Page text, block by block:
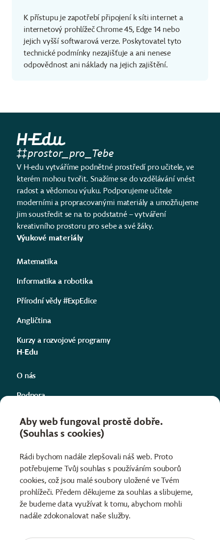
K přístupu je zapotřebí připojení k síti internet a
internetový prohlížeč Chrome 45, Edge 14 nebo
jejich vyšší softwarová verze. Poskytovatel tyto
technické podmínky nezajišťuje a ani nenese
odpovědnost ani náklady na jejich zajištění.
prostor_pro_Tebe
V H-edu vytváříme podnětné prostředí pro učitele, ve
kterém mohou tvořit. Snažíme se do vzdělávání vnést
radost a vědomou výuku. Podporujeme učitele
moderními a propracovanými materiály a umožňujeme
jim soustředit se na to podstatné – vytváření
kreativního prostoru pro sebe a své žáky.
Výukové materiály
Matematika
Informatika a robotika
Přírodní vědy #ExpEdice
Angličtina
Kurzy a rozvojové programy
H-Edu
O nás
Podpora
Projekty
Obchodní podmínky
Ochrana osobních údajů
ČeštinaSlovenčinaEnglish
Aby web fungoval prostě dobře.
(Souhlas s cookies)
Rádi bychom nadále zlepšovali náš web. Proto
potřebujeme Tvůj souhlas s používáním souborů
cookies, což jsou malé soubory uložené ve Tvém
prohlížeči. Předem děkujeme za souhlas a slibujeme,
že budeme data využívat k tomu, abychom mohli
nadále zdokonalovat naše služby.